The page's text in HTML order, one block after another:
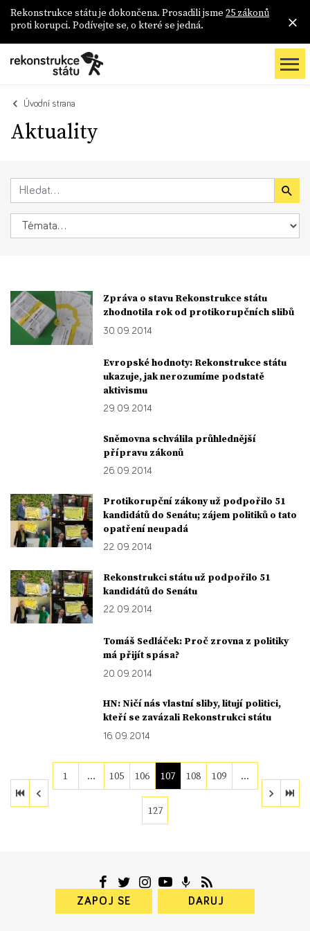
Rekonstrukce státu je dokončena. Prosadili jsme 25 zákonů
proti korupci. Podívejte se, o které se jedná.
Úvodní strana
Aktuality
Zpráva o stavu Rekonstrukce státu
zhodnotila rok od protikorupčních slibů
30. 09. 2014
Evropské hodnoty: Rekonstrukce státu
ukazuje, jak nerozumíme podstatě
aktivismu
29. 09. 2014
Sněmovna schválila průhlednější
přípravu zákonů
26. 09. 2014
Protikorupční zákony už podpořilo 51
kandidátů do Senátu; zájem politiků o tato
opatření neupadá
22. 09. 2014
Rekonstrukci státu už podpořilo 51
kandidátů do Senátu
22. 09. 2014
Tomáš Sedláček: Proč zrovna z politiky
má přijít spása?
20. 09. 2014
HN: Ničí nás vlastní sliby, litují politici,
kteří se zavázali Rekonstrukci státu
16. 09. 2014
1 … 105 106 107 108 109 …
127
ZAPOJ SE DARUJ